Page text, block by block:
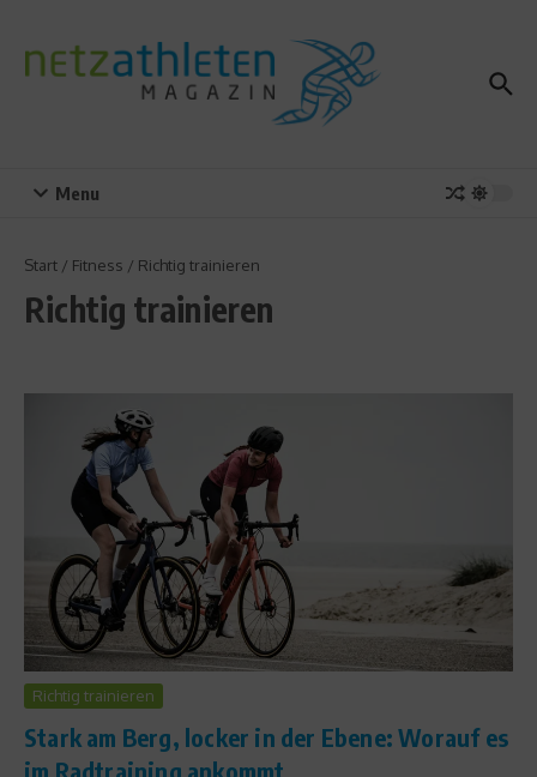
Menu
Start / Fitness / Richtig trainieren
Richtig trainieren
Richtig trainieren
Stark am Berg, locker in der Ebene: Worauf es
im Radtraining ankommt